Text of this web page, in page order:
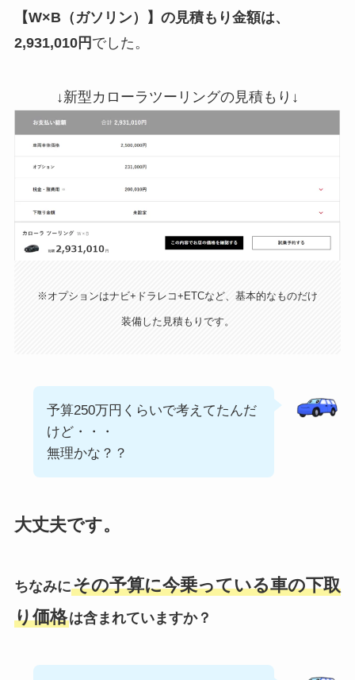
【W×B（ガソリン）】の見積もり金額は、
2,931,010円 でした。
↓新型カローラツーリングの見積もり↓
※オプションはナビ+ドラレコ+ETCなど、基本的なものだけ
装備した見積もりです。
予算250万円くらいで考えてたんだ
けど・・・
無理かな？？
大丈夫です。
ちなみにその予算に今乗っている車の下取
り価格は含まれていますか？